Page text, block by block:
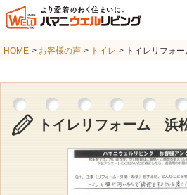
HOME > お客様の声 > トイレ > トイレリフォ
トイレリフォーム 浜